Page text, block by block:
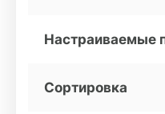
Настраиваемые
Сортировка